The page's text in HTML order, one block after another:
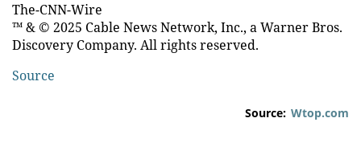
The-CNN-Wire
™ & © 2025 Cable News Network, Inc., a Warner Bros.
Discovery Company. All rights reserved.
Source
Source: Wtop.com